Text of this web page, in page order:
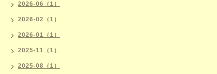
2026-06（1）
2026-02（1）
2026-01（1）
2025-11（1）
2025-08（1）